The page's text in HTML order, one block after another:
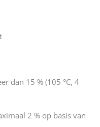
dan 15 % (105 °C, 4
2 % op basis van